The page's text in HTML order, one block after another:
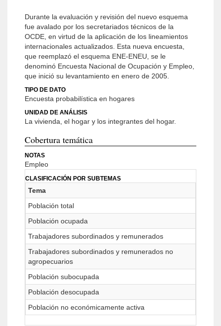
Durante la evaluación y revisión del nuevo esquema
fue avalado por los secretariados técnicos de la
OCDE, en virtud de la aplicación de los lineamientos
internacionales actualizados. Esta nueva encuesta,
que reemplazó el esquema ENE-ENEU, se le
denominó Encuesta Nacional de Ocupación y Empleo,
que inició su levantamiento en enero de 2005.
TIPO DE DATO
Encuesta probabilística en hogares
UNIDAD DE ANÁLISIS
La vivienda, el hogar y los integrantes del hogar.
Cobertura temática
NOTAS
Empleo
CLASIFICACIÓN POR SUBTEMAS
Tema
Población total
Población ocupada
Trabajadores subordinados y remunerados
Trabajadores subordinados y remunerados no
agropecuarios
Población subocupada
Población desocupada
Población no económicamente activa